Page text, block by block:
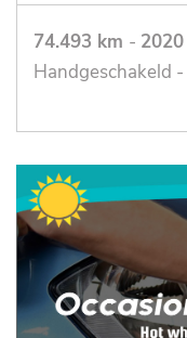
74.493 km - 2020
Handgeschakeld